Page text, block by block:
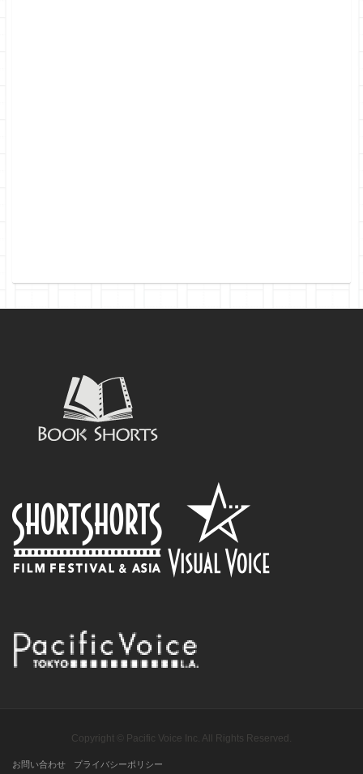
Copyright © Pacific Voice Inc. All Rights Reserved.
お問い合わせ プライバシーポリシー